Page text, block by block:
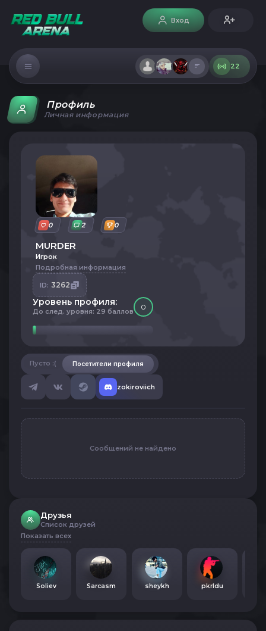
Вход
22
Профиль
Личная информация
0 2 0
MURDER
Игрок
Подробная информация
ID: 3262
Уровень профиля:
До след. уровня: 29 баллов 0
Посетители профиля
Пусто :(
zokiroviich
Сообщений не найдено
Друзья
Список друзей
Показать всех
Soliev Sarcasm sheykh pkrldu